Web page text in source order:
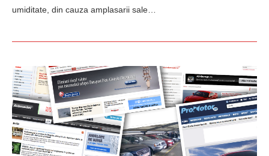
umiditate, din cauza amplasarii sale…